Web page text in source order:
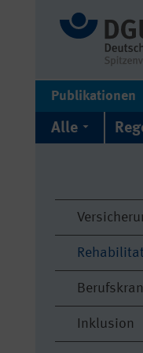
Publikationen
Alle
Inklusion